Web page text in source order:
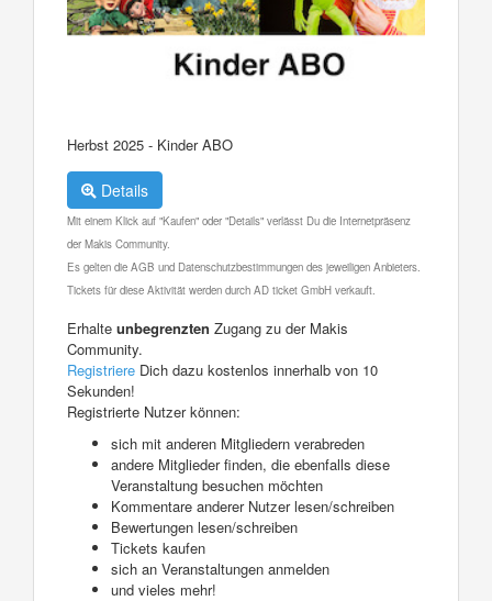
Herbst 2025 - Kinder ABO
Details
Mit einem Klick auf "Kaufen" oder "Details" verlässt Du die Internetpräsenz
der Makis Community.
Es gelten die AGB und Datenschutzbestimmungen des jeweiligen Anbieters.
Tickets für diese Aktivität werden durch AD ticket GmbH verkauft.
Erhalte unbegrenzten Zugang zu der Makis
Community.
Registriere Dich dazu kostenlos innerhalb von 10
Sekunden!
Registrierte Nutzer können:
sich mit anderen Mitgliedern verabreden
andere Mitglieder finden, die ebenfalls diese
Veranstaltung besuchen möchten
Kommentare anderer Nutzer lesen/schreiben
Bewertungen lesen/schreiben
Tickets kaufen
sich an Veranstaltungen anmelden
und vieles mehr!